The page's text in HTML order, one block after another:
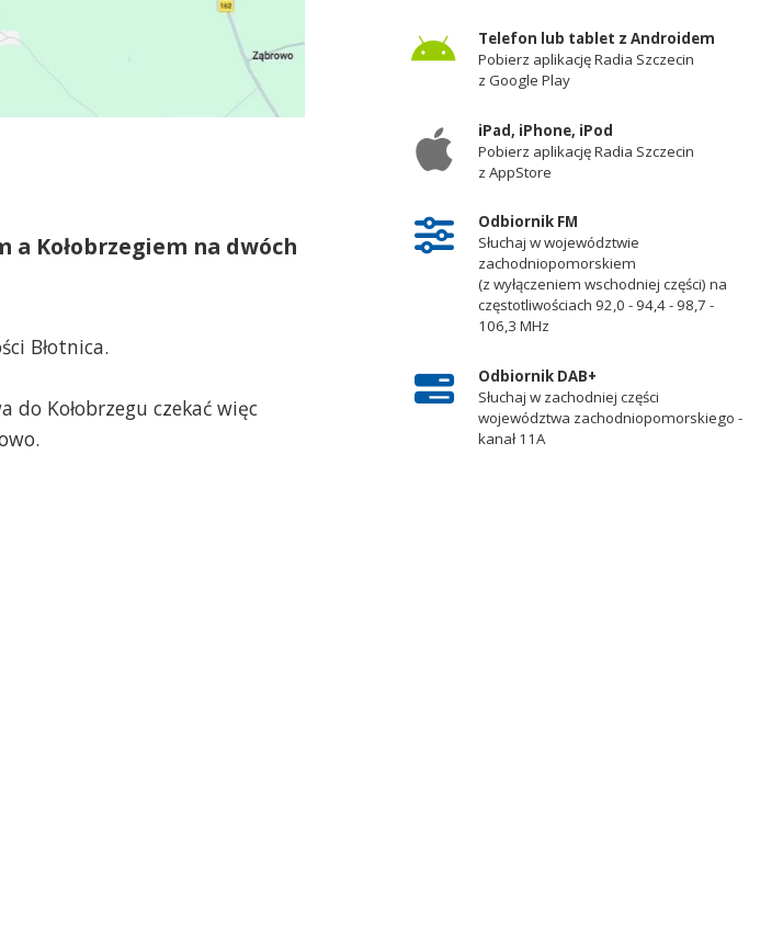
Kołobrzegiem na dwóch
Błotnica.
do Kołobrzegu czekać więc
Telefon lub tablet z Androidem
Pobierz aplikację Radia Szczecin
z Google Play
iPad, iPhone, iPod
Pobierz aplikację Radia Szczecin
z AppStore
Odbiornik FM
Słuchaj w województwie
zachodniopomorskiem
(z wyłączeniem wschodniej części) na
częstotliwościach 92,0 - 94,4 - 98,7 -
106,3 MHz
Odbiornik DAB+
Słuchaj w zachodniej części
województwa zachodniopomorskiego -
kanał 11A